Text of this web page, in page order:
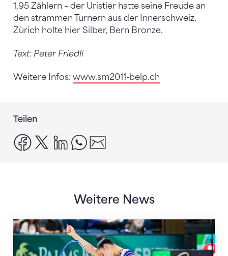
1,95 Zählern – der Uristier hatte seine Freude an
den strammen Turnern aus der Innerschweiz.
Zürich holte hier Silber, Bern Bronze.
Text: Peter Friedli
Weitere Infos: www.sm2011-belp.ch
Teilen
facebook
x linkedinwhatsapp
Weitere News
Nächster Halt: Weltmeisterschaft